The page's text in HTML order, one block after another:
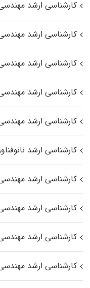
کارشناسی ارشد
کارشناسی ارشد
کارشناسی ارشد
کارشناسی ارشد
کارشناسی ارشد
کارشناسی ارشد
کارشناسی ارشد
کارشناسی ارشد
کارشناسی ارشد
کارشناسی ارشد